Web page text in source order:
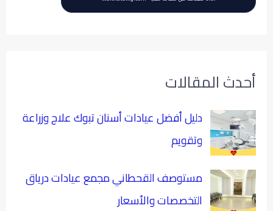
أحدث المقالات
دليل أفضل عيادات أسنان تبوك علاج وزراعة
وتقويم
مستوصف القحطاني مجمع عيادات درياق
التخصصات والأسعار